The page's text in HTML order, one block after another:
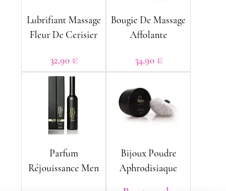
Lubrifiant Massage
Fleur De Cerisier
Prix
32,90 €
Bougie De Massage
Affolante
Prix
34,90 €
Parfum
Réjouissance Men
Bijoux Poudre
Aphrodisiaque